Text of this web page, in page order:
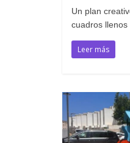
Un plan
cuadros llenos
Leer más